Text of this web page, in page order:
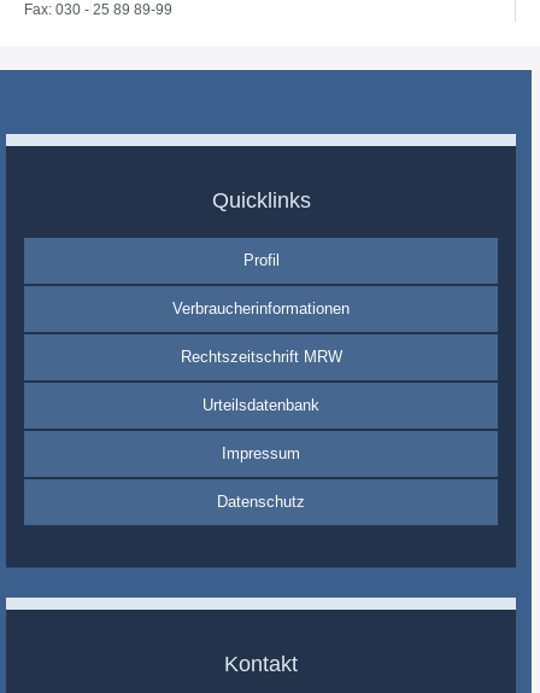
Fax: 030 - 25 89 89-99
Quicklinks
Profil
Verbraucherinformationen
Rechtszeitschrift MRW
Urteilsdatenbank
Impressum
Datenschutz
Kontakt